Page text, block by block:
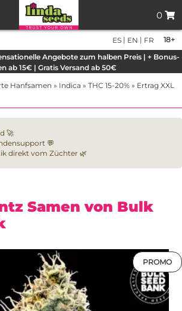
0
18+
ES | EN | FR
Angebote zum halben Preis | + Bonus-
ab 15€ | Gratis Versand ab 50€
Hanfsamen » Indica » THC 15-20% » Ertrag XXL
🚀
💬
direkt vom Züchter 🌿
Samen von Bulk
PROMO